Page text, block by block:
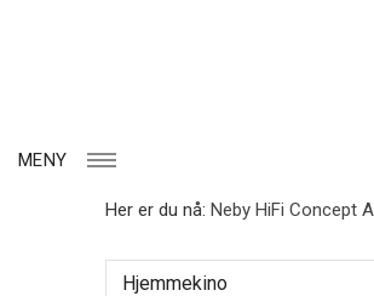
MENY
Her er du nå: Neby HiFi Concept
Hjemmekino